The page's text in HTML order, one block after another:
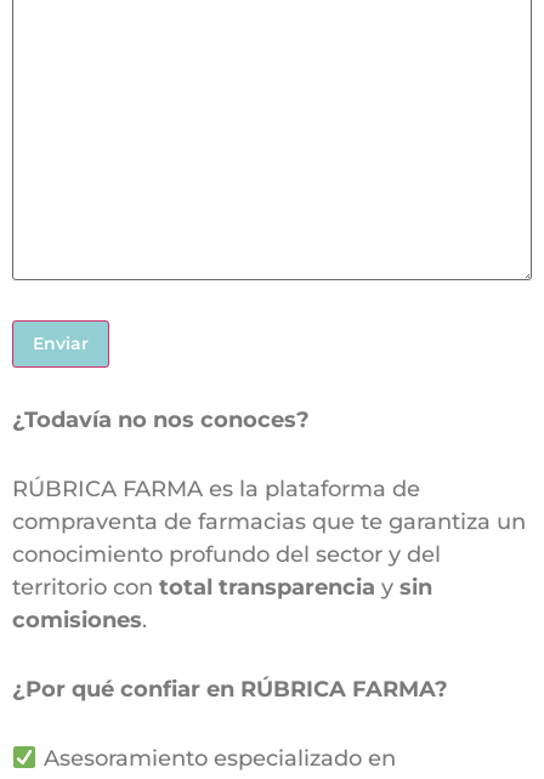
¿Todavía no nos conoces?
RÚBRICA FARMA es la plataforma de
compraventa de farmacias que te garantiza un
conocimiento profundo del sector y del
territorio con total transparencia y sin
comisiones.
¿Por qué confiar en RÚBRICA FARMA?
Asesoramiento especializado en